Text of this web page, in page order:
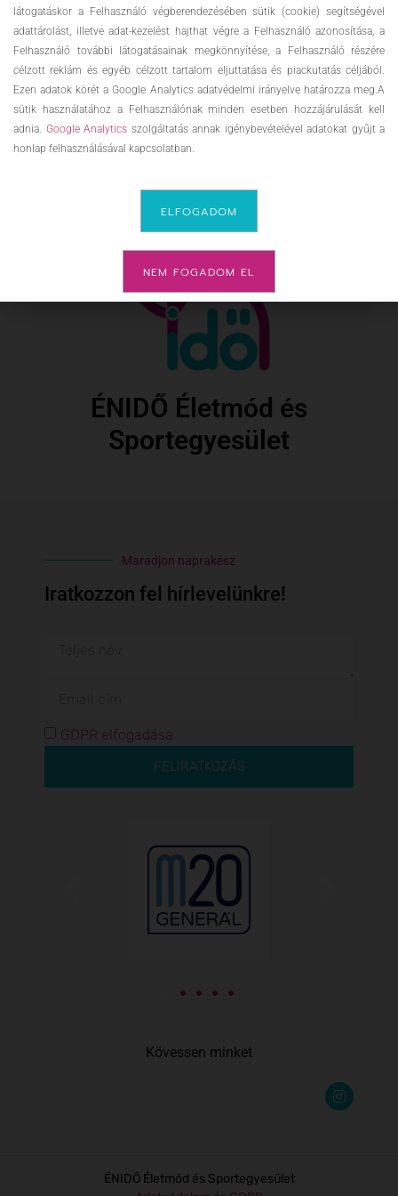
ÉNIDŐ Életmód és
Sportegyesület
Maradjon naprakész
Iratkozzon fel hírlevelünkre!
GDPR elfogadása
FELIRATKOZÁS
Kövessen minket
ÉNIDŐ Életmód és Sportegyesület
látogatáskor a Felhasználó végberendezésében sütik (cookie) segítségével
adattárolást, illetve adat-kezelést hajthat végre a Felhasználó azonosítása, a
Felhasználó további látogatásainak megkönnyítése, a Felhasználó részére
célzott reklám és egyéb célzott tartalom eljuttatása és piackutatás céljából.
Ezen adatok körét a Google Analytics adatvédelmi irányelve határozza meg.A
sütik használatához a Felhasználónak minden esetben hozzájárulását kell
adnia. Google Analytics szolgáltatás annak igénybevételével adatokat gyűjt a
honlap felhasználásával kapcsolatban.
ELFOGADOM
NEM FOGADOM EL